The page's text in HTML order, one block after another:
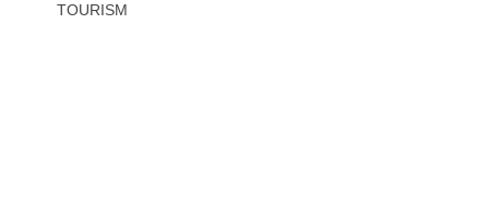
TOURISM